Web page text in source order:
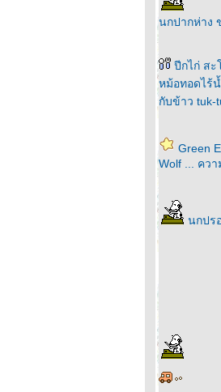
นกปากห่าง
ปีกไก่ สะ
หม้อทอดไร้
กับข้าว tuk-
Green
Wolf ... คว
นกปร